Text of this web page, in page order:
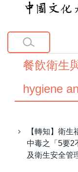
主
內
餐飲衛生
hygiene
【轉知】衛
中毒之「5要2
及衛生安全管